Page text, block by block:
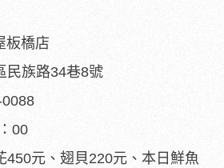
板橋店
民族路34巷8號
00
450元、翅貝220元、本日鮮魚